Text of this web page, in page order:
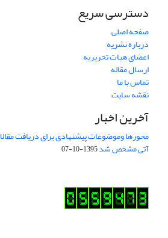
دسترسی سریع
صفحه اصلی
درباره نشریه
اعضای هیات تحریریه
ارسال مقاله
تماس با ما
نقشه سایت
آخرین اخبار
محورها وموضوعات پیشنهادی برای دریافت
آتی مشخص شد1395-10-07